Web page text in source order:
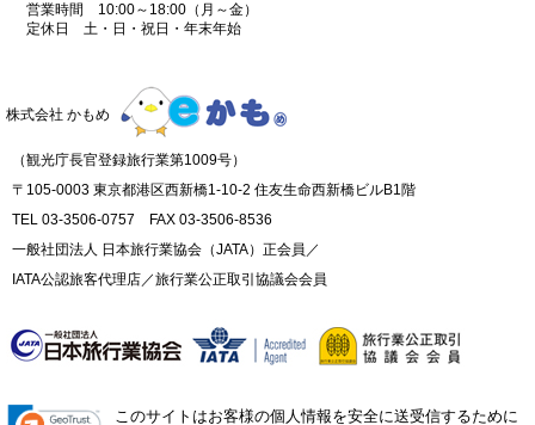
営業時間 10:00～18:00（月～金）
定休日 土・日・祝日・年末年始
株式会社 かもめ
（観光庁長官登録旅行業第1009号）
〒105-0003 東京都港区西新橋1-10-2 住友生命西新橋ビルB1階
TEL 03-3506-0757 FAX 03-3506-8536
一般社団法人 日本旅行業協会（JATA）正会員／
IATA公認旅客代理店／旅行業公正取引協議会会員
このサイトはお客様の個人情報を安全に送受信するために